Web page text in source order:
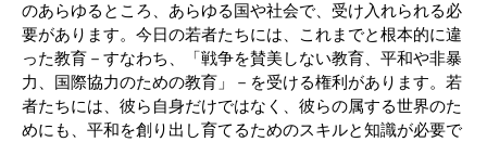
のあらゆるところ、あらゆる国や社会で、受け入れられる必
要があります。今日の若者たちには、これまでと根本的に違
った教育－すなわち、「戦争を賛美しない教育、平和や非暴
力、国際協力のための教育」－を受ける権利があります。若
者たちには、彼ら自身だけではなく、彼らの属する世界のた
めにも、平和を創り出し育てるためのスキルと知識が必要で